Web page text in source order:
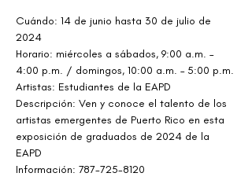
Cuándo: 14 de junio hasta 30 de julio de
2024
Horario: miércoles a sábados, 9:00 a.m. –
4:00 p.m. / domingos, 10:00 a.m. – 5:00 p.m.
Artistas: Estudiantes de la EAPD
Descripción: Ven y conoce el talento de los
artistas emergentes de Puerto Rico en esta
exposición de graduados de 2024 de la
EAPD
Información: 787-725-8120